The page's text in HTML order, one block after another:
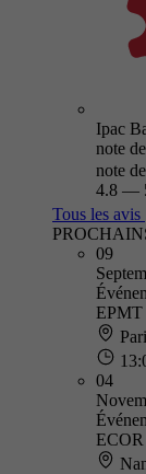
Ipac
note de
note
4.8 —
Tous les avis
09
EPMT
04
ECOR